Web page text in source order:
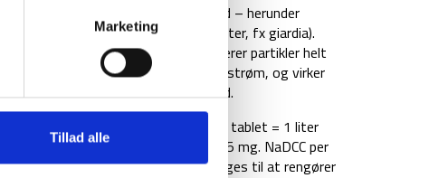
Marketing
Tillad alle
vandfilter sikre dig rent drikkevand – herunder
kolera) og 99,9% protozoa (parasitter, fx giardia).
(uklarhed i vandet) da filteret filtrerer partikler helt
kræver ingen tilslutning til fx strøm, og virker
liter vand og op til 4000 liter vand.
tabletter til 50 liter vand (1 tablet = 1 liter
viruser. Chlorin baseret tabletter (8,5 mg. NaDCC per
kan også bruges til at rengører